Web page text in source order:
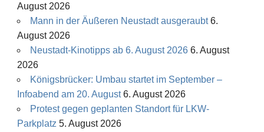
August 2026
Mann in der Äußeren Neustadt ausgeraubt 6.
August 2026
Neustadt-Kinotipps ab 6. August 2026 6. August
2026
Königsbrücker: Umbau startet im September –
Infoabend am 20. August 6. August 2026
Protest gegen geplanten Standort für LKW-
Parkplatz 5. August 2026